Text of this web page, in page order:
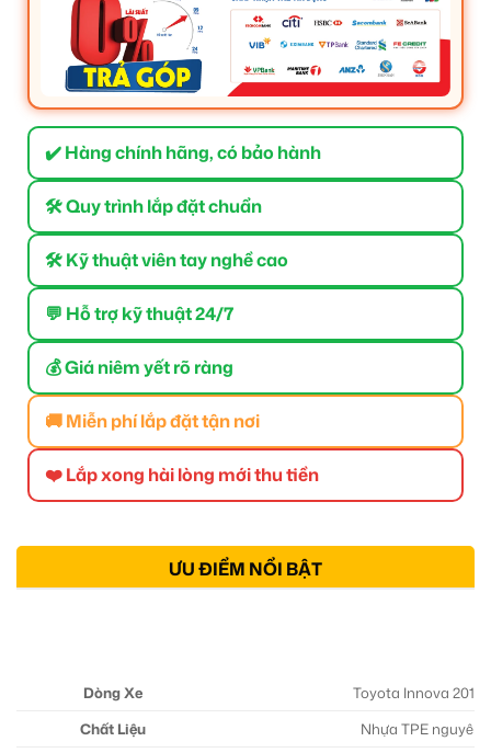
✔️ Hàng chính hãng, có bảo hành
🛠 Quy trình lắp đặt chuẩn
🛠 Kỹ thuật viên tay nghề cao
💬 Hỗ trợ kỹ thuật 24/7
💰 Giá niêm yết rõ ràng
🚚 Miễn phí lắp đặt tận nơi
❤️ Lắp xong hài lòng mới thu tiền
ƯU ĐIỂM NỔI BẬT
Dòng Xe
Toyota Innova
Chất Liệu
Nhựa TPE nguyên